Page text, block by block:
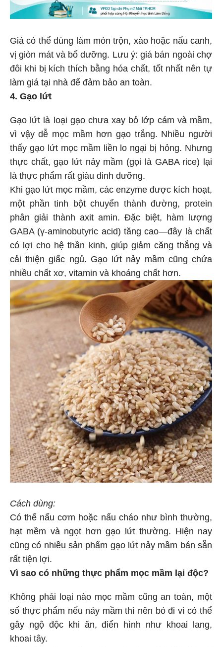
Giá có thể dùng làm món trộn, xào hoặc nấu canh,
vị giòn mát và bổ dưỡng. Lưu ý: giá bán ngoài chợ
đôi khi bị kích thích bằng hóa chất, tốt nhất nên tự
làm giá tại nhà để đảm bảo an toàn.
4. Gạo lứt
Gạo lứt là loại gạo chưa xay bỏ lớp cám và mầm,
vì vậy dễ mọc mầm hơn gạo trắng. Nhiều người
thấy gạo lứt mọc mầm liền lo ngại bị hỏng. Nhưng
thực chất, gạo lứt nảy mầm (gọi là GABA rice) lại
là thực phẩm rất giàu dinh dưỡng.
Khi gạo lứt mọc mầm, các enzyme được kích hoạt,
một phần tinh bột chuyển thành đường, protein
phân giải thành axit amin. Đặc biệt, hàm lượng
GABA (γ-aminobutyric acid) tăng cao—đây là chất
có lợi cho hệ thần kinh, giúp giảm căng thẳng và
cải thiện giấc ngủ. Gạo lứt nảy mầm cũng chứa
nhiều chất xơ, vitamin và khoáng chất hơn.
Cách dùng:
Có thể nấu cơm hoặc nấu cháo như bình thường,
hạt mềm và ngọt hơn gạo lứt thường. Hiện nay
cũng có nhiều sản phẩm gạo lứt nảy mầm bán sẵn
rất tiện lợi.
Vì sao có những thực phẩm mọc mầm lại độc?
Không phải loại nào mọc mầm cũng an toàn, một
số thực phẩm nếu nảy mầm thì nên bỏ đi vì có thể
gây ngộ độc khi ăn, điển hình như khoai lang,
khoai tây.